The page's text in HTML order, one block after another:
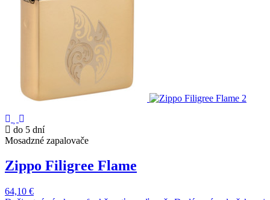
do 5 dní
Mosadzné zapalovače
Zippo Filigree Flame
64,10 €